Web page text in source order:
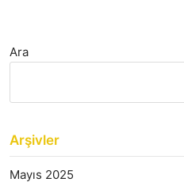
Ara
Arşivler
Mayıs 2025